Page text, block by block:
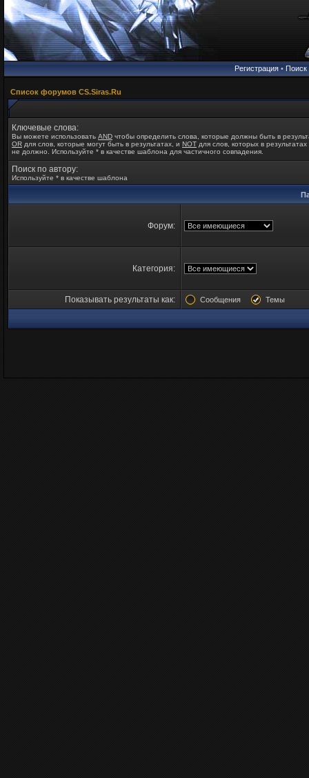
Регистрация• Поиск
Список форумов CS.Siras.Ru
Ключевые слова:
Вы можете использовать AND чтобы определить слова, которые должны быть в
OR для слов, которые могут быть в результатах, и NOT для слов, которых в
не должно. Используйте * в качестве шаблона для частичного совпадения.
Поиск по автору:
Используйте * в качестве шаблона
Форум:
Категория:
Показывать результаты как: Сообщения Темы